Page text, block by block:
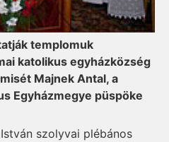
templomuk
katolikus egyházközség
Majnek Antal, a
Egyházmegye püspöke
szolyvai plébános